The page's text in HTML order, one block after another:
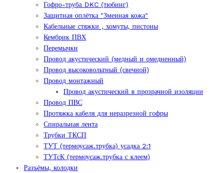
Гофро-труба DKC (тюбинг)
Защитная оплётка "Змеиная кожа"
Кабельные стяжки , хомуты, пистоны
Кембрик ПВХ
Перемычки
Провод акустический (медный и омедненный)
Провод высоковольтный (свечной)
Провод монтажный
Провод акустический в прозрачной изоляции
Провод ПВС
Протяжка кабеля для неразрезной гофры
Спиральная лента
Трубки ТКСП
ТУТ (термоусаж.трубка) усадка 2:1
ТУТсК (термоусаж.трубка с клеем)
Разъёмы, колодки